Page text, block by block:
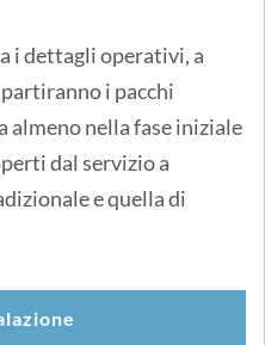
i dettagli operativi, a
i pacchi
almeno nella fase iniziale
dal servizio a
e quella di